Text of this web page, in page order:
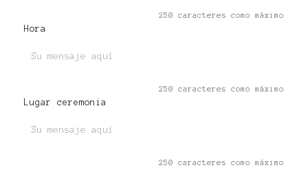
250 caracteres como máximo
Hora
250 caracteres como máximo
Lugar ceremonia
250 caracteres como máximo